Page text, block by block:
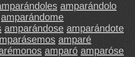
amparándolo
amparándome
amparándose amparándote
amparé
amparó amparóse